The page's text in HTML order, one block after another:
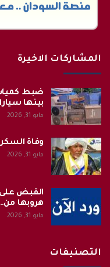
المشاركات الاخيرة
ضبط
بينها
مايو 31, 2026
وفاة
مايو 31, 2026
القبض على
هروبها
مايو 31, 2026
التصنيفات